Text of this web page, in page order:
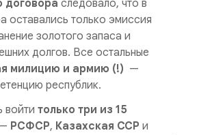
договора следовало, что в
оставались только эмиссия
золотого запаса и
долгов. Все остальные
милицию и армию (!) —
республик.
войти только три из 15
РСФСР, Казахская ССР и